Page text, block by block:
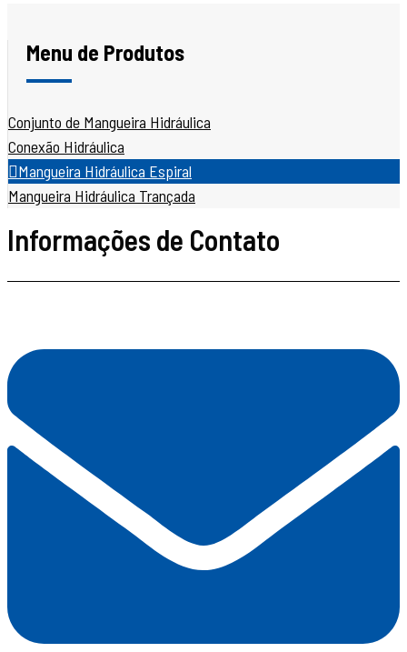
Menu de Produtos
Conjunto de Mangueira Hidráulica
Conexão Hidráulica
Mangueira Hidráulica Espiral
Mangueira Hidráulica Trançada
Informações de Contato